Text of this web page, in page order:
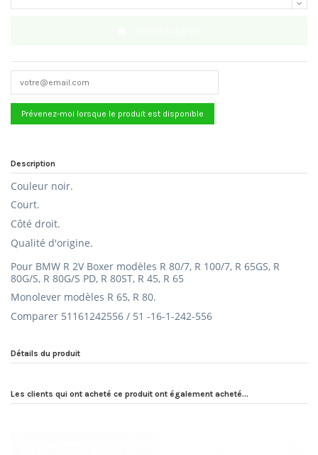
Description
Couleur noir.
Court.
Côté droit.
Qualité d'origine.
Pour BMW R 2V Boxer modèles R 80/7, R 100/7, R 65GS, R
80G/S, R 80G/S PD, R 80ST, R 45, R 65
Monolever modèles R 65, R 80.
Comparer 51161242556 / 51 -16-1-242-556
Détails du produit
Les clients qui ont acheté ce produit ont également acheté...